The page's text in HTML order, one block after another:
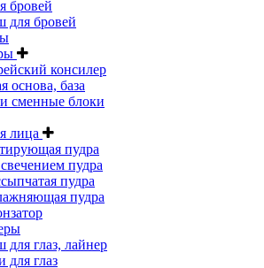
бровей
для бровей
консилер
основа, база
сменные блоки
лица
пудра
пудра
пудра
пудра
для глаз, лайнер
для глаз